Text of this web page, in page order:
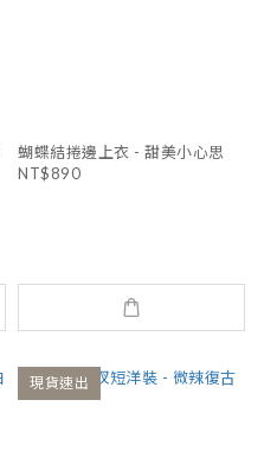
蝴蝶結捲邊上衣 - 甜美小心思
NT$890
現貨速出